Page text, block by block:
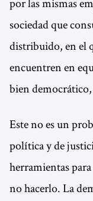
sociedad que
distribuido, en el
encuentren en
bien
Este no es un
política y de
herramientas
no hacerlo. La